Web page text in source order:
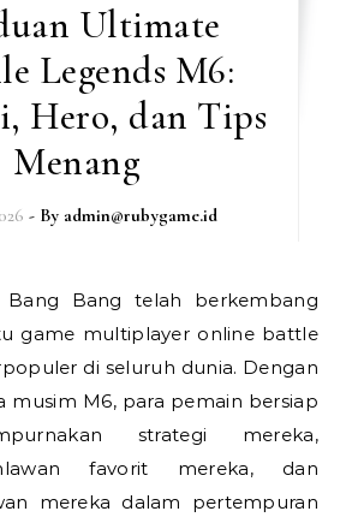
Ultimate
Legends M6:
Hero, dan Tips
Menang
- By admin@rubygame.id
game multiplayer online battle
di seluruh dunia. Dengan
musim M6, para pemain bersiap
strategi mereka,
favorit mereka, dan
mereka dalam pertempuran